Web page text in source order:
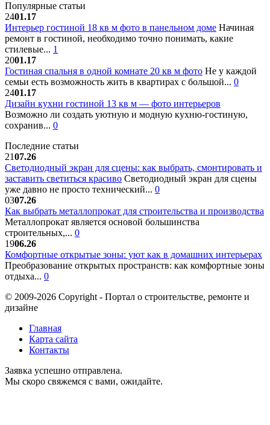
Популярные статьи
2401.17
Интерьер гостиной 18 кв м фото в панельном доме Начиная
ремонт в гостиной, необходимо точно понимать, какие
стилевые... 1
2001.17
Гостиная спальня в одной комнате 20 кв м фото Не у каждой
семьи есть возможность жить в квартирах с большой... 0
2401.17
Дизайн кухни гостиной 13 кв м — фото интерьеров
Возможно ли создать уютную и модную кухню-гостиную,
сохранив... 0
Последние статьи
2107.26
Светодиодный экран для сцены: как выбрать, смонтировать и
заставить светиться красиво Светодиодный экран для сцены
уже давно не просто технический... 0
0307.26
Как выбрать металлопрокат для строительства и производства
Металлопрокат является основой большинства
строительных,... 0
1906.26
Комфортные открытые зоны: уют как в домашних интерьерах
Преобразование открытых пространств: как комфортные зоны
отдыха... 0
© 2009-2026 Copyright - Портал о строительстве, ремонте и
дизайне
Главная
Карта сайта
Контакты
Заявка успешно отправлена.
Мы скоро свяжемся с вами, ожидайте.